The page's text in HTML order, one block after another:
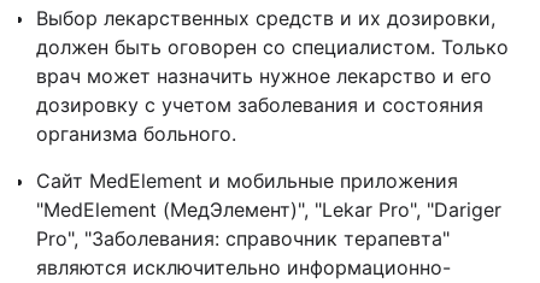
Выбор лекарственных средств и их дозировки,
должен быть оговорен со специалистом. Только
врач может назначить нужное лекарство и его
дозировку с учетом заболевания и состояния
организма больного.
Сайт MedElement и мобильные приложения
"MedElement (МедЭлемент)", "Lekar Pro", "Dariger
Pro", "Заболевания: справочник терапевта"
являются исключительно информационно-